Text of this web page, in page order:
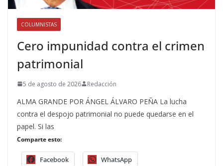
COLUMNISTAS
Cero impunidad contra el crimen
patrimonial
5 de agosto de 2026 Redacción
ALMA GRANDE POR ÁNGEL ÁLVARO PEÑA La lucha
contra el despojo patrimonial no puede quedarse en el
papel. Si las
Comparte esto:
Facebook WhatsApp